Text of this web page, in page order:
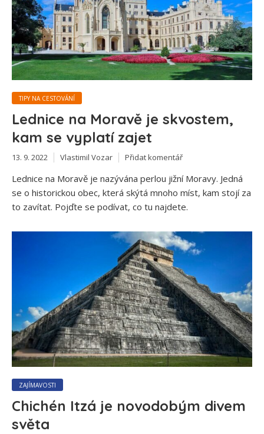
TIPY NA CESTOVÁNÍ
Lednice na Moravě je skvostem,
kam se vyplatí zajet
13. 9. 2022 Vlastimil Vozar Přidat komentář
Lednice na Moravě je nazývána perlou jižní Moravy. Jedná
se o historickou obec, která skýtá mnoho míst, kam stojí za
to zavítat. Pojďte se podívat, co tu najdete.
ZAJÍMAVOSTI
Chichén Itzá je novodobým divem
světa